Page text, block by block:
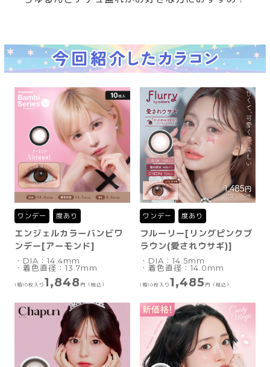
ワンデー 度あり
エンジェルカラーバンビワ
ンデー[アーモンド]
・DIA：14.4mm
・着色直径：13.7mm
1箱10枚入り 1,848 円（税込）
ワンデー 度あり
フルーリー[リングピンクブ
ラウン(愛されウサギ)]
・DIA：14.5mm
・着色直径：14.0mm
1箱10枚入り 1,485 円（税込）